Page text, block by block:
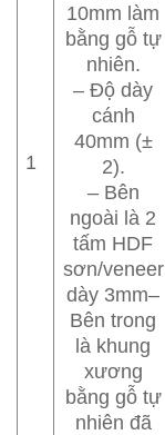
1
10mm làm
bằng gỗ tự
nhiên.
– Độ dày
cánh
40mm (±
2).
– Bên
ngoài là 2
tấm HDF
sơn/veneer
dày 3mm–
Bên trong
là khung
xương
bằng gỗ tự
nhiên đã